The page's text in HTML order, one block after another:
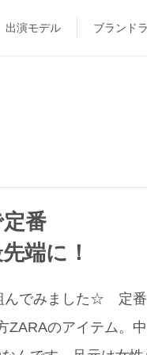
出演モデル ブランド
番
端に！
んでみました☆ 定
のアイテム。